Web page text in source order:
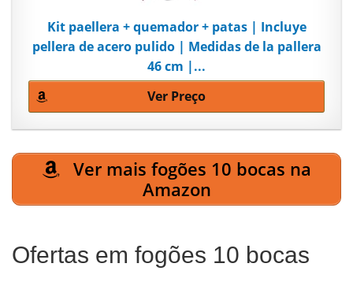
Kit paellera + quemador + patas | Incluye
pellera de acero pulido | Medidas de la pallera
46 cm |...
Ver Preço
Ver mais fogões 10 bocas na
Amazon
Ofertas em fogões 10 bocas